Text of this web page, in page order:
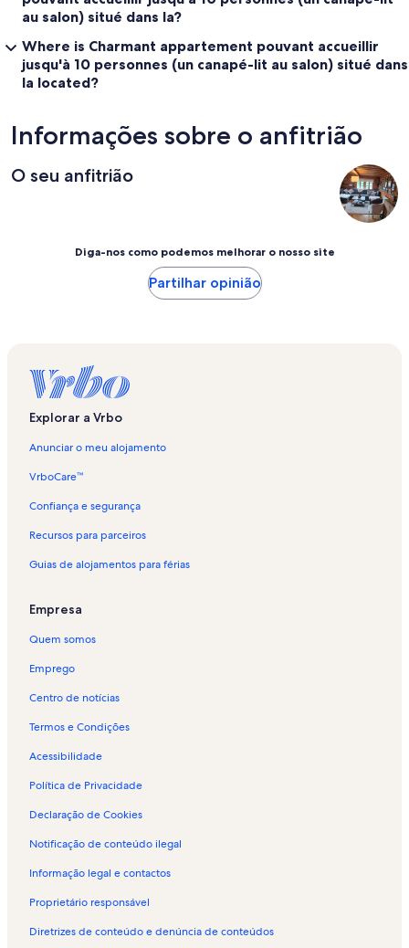
au salon) situé dans la?
Where is Charmant appartement pouvant accueillir
jusqu'à 10 personnes (un canapé-lit au salon) situé dans
la located?
Informações sobre o anfitrião
O seu anfitrião
Diga-nos como podemos melhorar o nosso site
Partilhar opinião
Explorar a Vrbo
Anunciar o meu alojamento
VrboCare™
Confiança e segurança
Recursos para parceiros
Guias de alojamentos para férias
Empresa
Quem somos
Emprego
Centro de notícias
Termos e Condições
Acessibilidade
Política de Privacidade
Declaração de Cookies
Notificação de conteúdo ilegal
Informação legal e contactos
Proprietário responsável
Diretrizes de conteúdo e denúncia de conteúdos